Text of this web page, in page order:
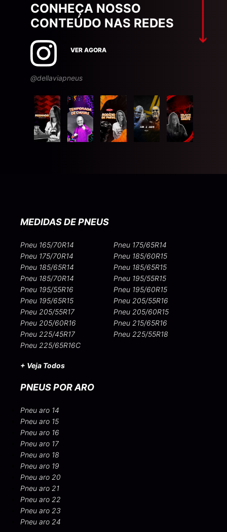
CONHEÇA NOSSO
CONTEÚDO NAS REDES
VER AGORA
@dellaviapneus
MEDIDAS DE PNEUS
Pneu 165/70R14
Pneu 175/65R14
Pneu 175/70R14
Pneu 185/60R15
Pneu 185/65R14
Pneu 185/65R15
Pneu 185/70R14
Pneu 195/55R15
Pneu 195/55R16
Pneu 195/60R15
Pneu 195/65R15
Pneu 205/55R16
Pneu 205/55R17
Pneu 205/60R15
Pneu 205/60R16
Pneu 215/65R16
Pneu 225/45R17
Pneu 225/55R18
Pneu 225/65R16C
+ Veja Todos
PNEUS POR ARO
Pneu aro 14
Pneu aro 15
Pneu aro 16
Pneu aro 17
Pneu aro 18
Pneu aro 19
Pneu aro 20
Pneu aro 21
Pneu aro 22
Pneu aro 23
Pneu aro 24